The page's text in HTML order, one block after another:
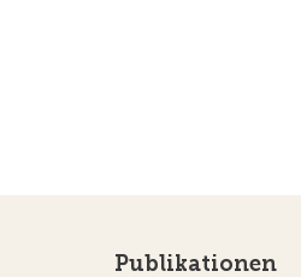
Publikationen